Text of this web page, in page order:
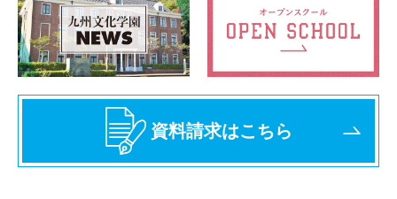
資料請求はこちら